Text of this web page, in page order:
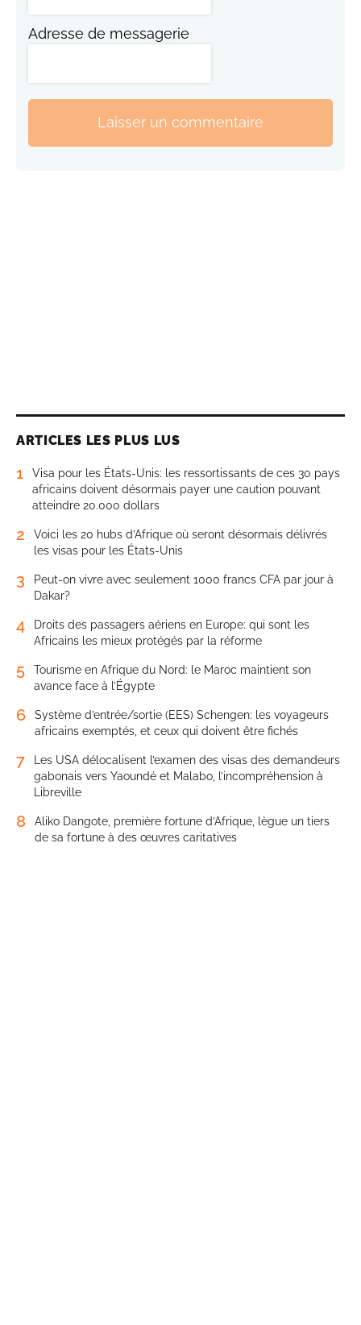
Adresse de messagerie
Laisser un commentaire
ARTICLES LES PLUS LUS
1
Visa pour les États-Unis: les ressortissants de ces 30 pays
africains doivent désormais payer une caution pouvant
atteindre 20.000 dollars
2
Voici les 20 hubs d’Afrique où seront désormais délivrés
les visas pour les États-Unis
3
Peut-on vivre avec seulement 1000 francs CFA par jour à
Dakar?
4
Droits des passagers aériens en Europe: qui sont les
Africains les mieux protégés par la réforme
5
Tourisme en Afrique du Nord: le Maroc maintient son
avance face à l’Égypte
6
Système d’entrée/sortie (EES) Schengen: les voyageurs
africains exemptés, et ceux qui doivent être fichés
7
Les USA délocalisent l’examen des visas des demandeurs
gabonais vers Yaoundé et Malabo, l’incompréhension à
Libreville
8
Aliko Dangote, première fortune d’Afrique, lègue un tiers
de sa fortune à des œuvres caritatives